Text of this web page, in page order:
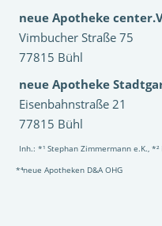
neue Apotheke
Vimbucher Straße 75
77815 Bühl
neue Apotheke
Eisenbahnstraße 21
77815 Bühl
Inh.: *¹ Stephan Zimmermann e.K.,
*⁴neue Apotheken D&A OHG